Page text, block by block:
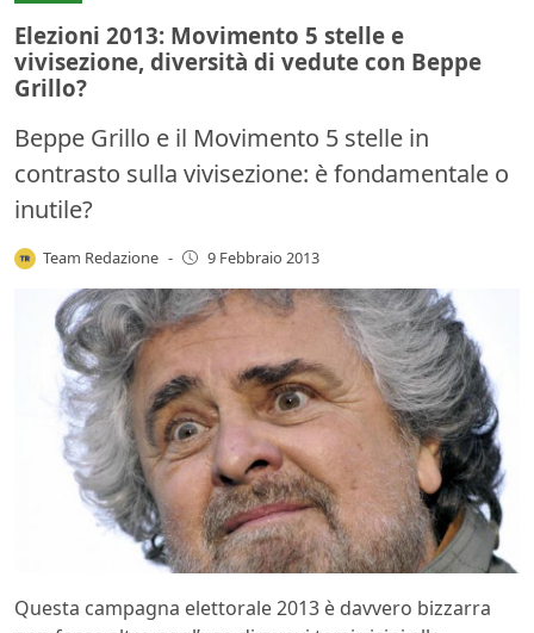
Elezioni 2013: Movimento 5 stelle e
vivisezione, diversità di vedute con Beppe
Grillo?
Beppe Grillo e il Movimento 5 stelle in
contrasto sulla vivisezione: è fondamentale o
inutile?
Team Redazione - 9 Febbraio 2013
Questa campagna elettorale 2013 è davvero bizzarra